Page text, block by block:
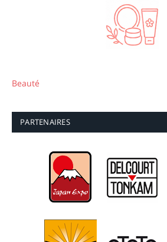
Beauté
PARTENAIRES